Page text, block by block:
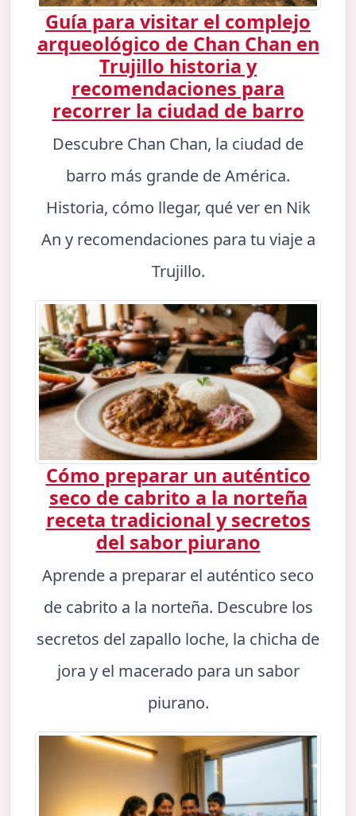
Guía para visitar el complejo
arqueológico de Chan Chan en
Trujillo historia y
recomendaciones para
recorrer la ciudad de barro
Descubre Chan Chan, la ciudad de
barro más grande de América.
Historia, cómo llegar, qué ver en Nik
An y recomendaciones para tu viaje a
Trujillo.
Cómo preparar un auténtico
seco de cabrito a la norteña
receta tradicional y secretos
del sabor piurano
Aprende a preparar el auténtico seco
de cabrito a la norteña. Descubre los
secretos del zapallo loche, la chicha de
jora y el macerado para un sabor
piurano.